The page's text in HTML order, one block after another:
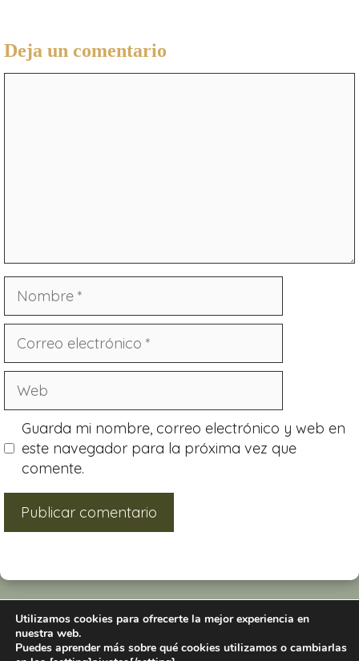
Deja un comentario
Guarda mi nombre, correo electrónico y web en
este navegador para la próxima vez que
comente.
Utilizamos cookies para ofrecerte la mejor experiencia en
nuestra web.
Puedes aprender más sobre qué cookies utilizamos o cambiarlas